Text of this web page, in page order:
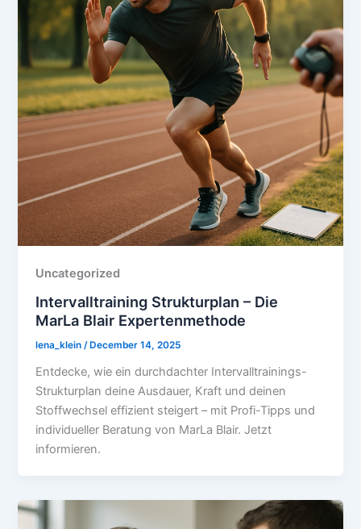
Uncategorized
Intervalltraining Strukturplan – Die
MarLa Blair Expertenmethode
lena_klein /December 14, 2025
Entdecke, wie ein durchdachter Intervalltrainings-
Strukturplan deine Ausdauer, Kraft und deinen
Stoffwechsel effizient steigert – mit Profi-Tipps und
individueller Beratung von MarLa Blair. Jetzt
informieren.